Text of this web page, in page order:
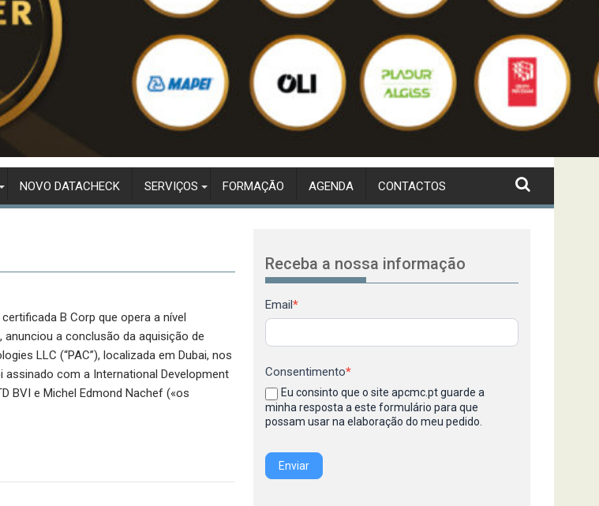
NOVO DATACHECK SERVIÇOS FORMAÇÃO AGENDA CONTACTOS
B Corp que opera a nível
a conclusão da aquisição de
LLC (“PAC”), localizada em Dubai, nos
assinado com a International Development
BVI e Michel Edmond Nachef («os
Receba a nossa informação
Newsletter
Email *
Consentimento*
Eu consinto que o site apcmc.pt guarde a
minha resposta a este formulário para que
possam usar na elaboração do meu pedido.
Enviar